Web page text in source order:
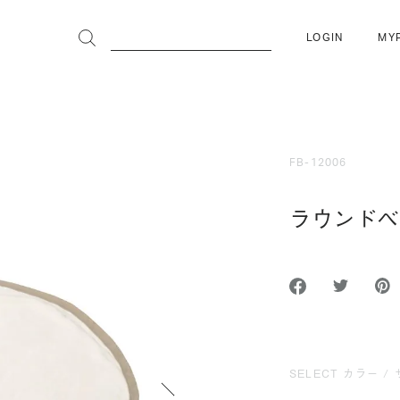
LOGIN
FB-12006
ラウンド
SELECT カラー /